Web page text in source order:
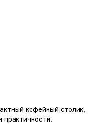
кофейный столик,